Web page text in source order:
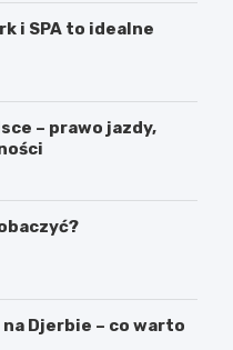
i SPA to idealne
– prawo jazdy,
Djerbie – co warto